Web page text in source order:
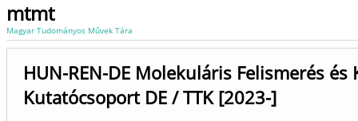
mtmt
Magyar Tudományos Művek Tára
HUN-REN-DE Molekuláris Felismerés és
Kutatócsoport DE / TTK [2023-]